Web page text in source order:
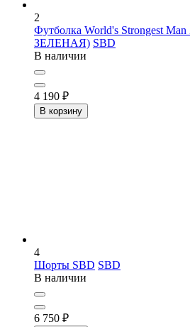
2
Футболка World's Strongest
ЗЕЛЕНАЯ) SBD
В наличии
4 190 ₽
В корзину
4
Шорты SBD SBD
В наличии
6 750 ₽